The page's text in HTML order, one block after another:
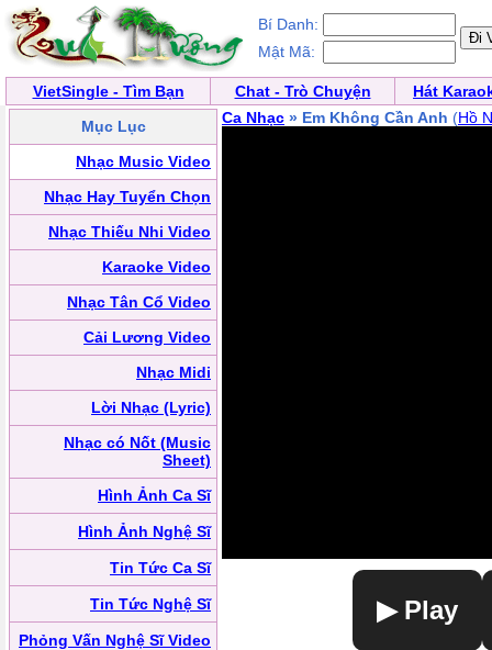
Bí Danh:
Mật Mã:
VietSingle - Tìm Bạn Chat - Trò Chuyện
Hát
Mục Lục
Nhạc Music Video
Nhạc Hay Tuyển Chọn
Nhạc Thiếu Nhi Video
Karaoke Video
Nhạc Tân Cổ Video
Cải Lương Video
Nhạc Midi
Lời Nhạc (Lyric)
Nhạc có Nốt (Music
Sheet)
Hình Ảnh Ca Sĩ
Hình Ảnh Nghệ Sĩ
Tin Tức Ca Sĩ
Tin Tức Nghệ Sĩ
Phỏng Vấn Nghệ Sĩ Video
Ca Nhạc » Em Không Cần Anh (Hồ
▶ Play